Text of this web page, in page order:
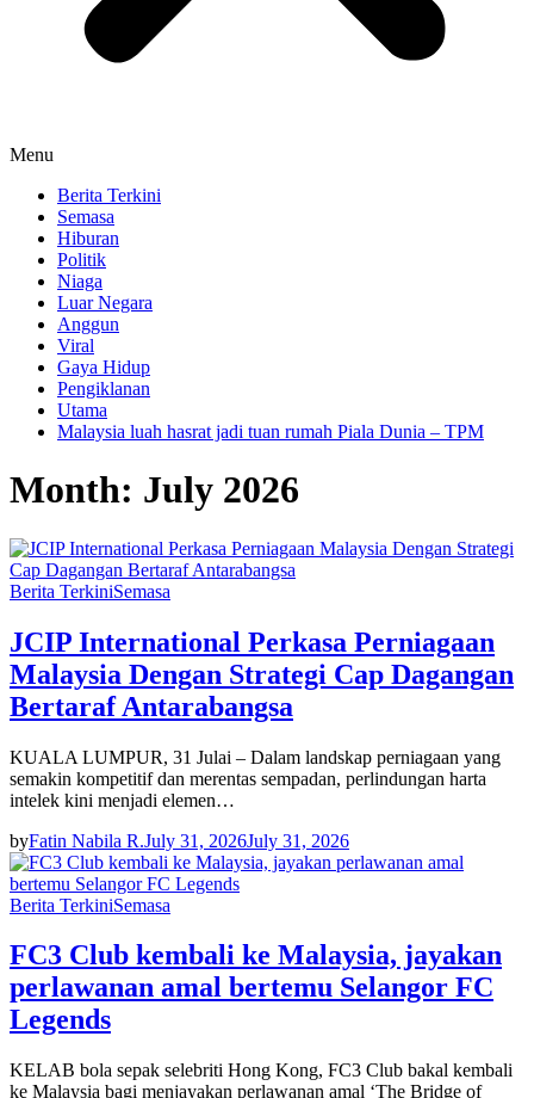
Menu
Berita Terkini
Semasa
Hiburan
Politik
Niaga
Luar Negara
Anggun
Viral
Gaya Hidup
Pengiklanan
Utama
Malaysia luah hasrat jadi tuan rumah Piala Dunia – TPM
Month: July 2026
Berita TerkiniSemasa
JCIP International Perkasa Perniagaan
Malaysia Dengan Strategi Cap Dagangan
Bertaraf Antarabangsa
KUALA LUMPUR, 31 Julai – Dalam landskap perniagaan yang
semakin kompetitif dan merentas sempadan, perlindungan harta
intelek kini menjadi elemen…
byFatin Nabila R.July 31, 2026July 31, 2026
Berita TerkiniSemasa
FC3 Club kembali ke Malaysia, jayakan
perlawanan amal bertemu Selangor FC
Legends
KELAB bola sepak selebriti Hong Kong, FC3 Club bakal kembali
ke Malaysia bagi menjayakan perlawanan amal ‘The Bridge of